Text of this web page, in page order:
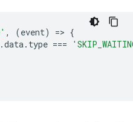
, (event) => {
.data. type ===